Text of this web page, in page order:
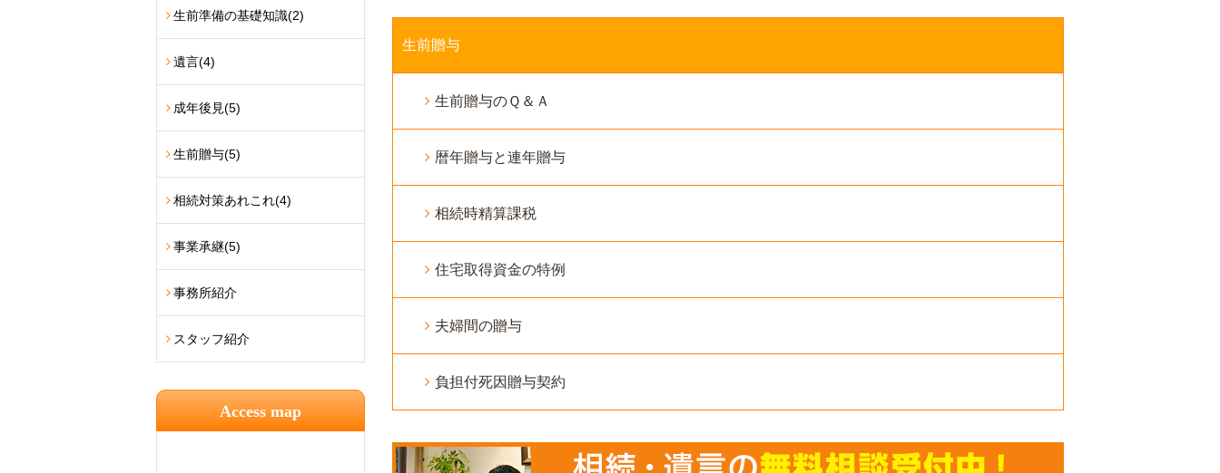
生前贈与
生前贈与のＱ＆Ａ
暦年贈与と連年贈与
相続時精算課税
住宅取得資金の特例
夫婦間の贈与
負担付死因贈与契約
生前準備の基礎知識(2)
遺言(4)
成年後見(5)
生前贈与(5)
相続対策あれこれ(4)
事業承継(5)
事務所紹介
スタッフ紹介
Access map